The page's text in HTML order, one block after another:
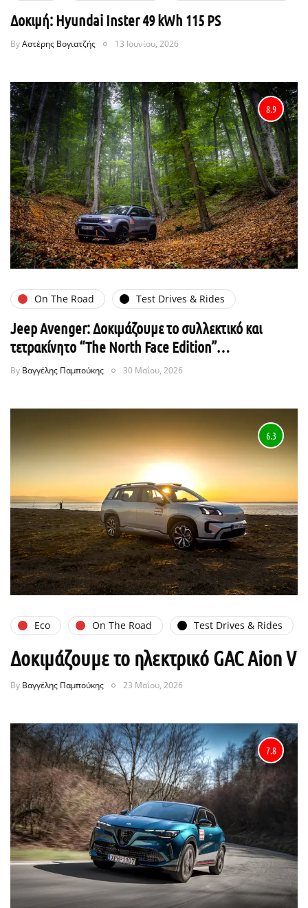
Δοκιμή: Hyundai Inster 49 kWh 115 PS
ByΑστέρης Βογιατζής 13 Ιουνίου, 2026
8.9
On The Road Test Drives & Rides
Jeep Avenger: Δοκιμάζουμε το συλλεκτικό και
τετρακίνητο “The North Face Edition”…
By Βαγγέλης Παμπούκης 30 Μαΐου, 2026
6.3
Eco On The Road Test Drives & Rides
Δοκιμάζουμε το ηλεκτρικό GAC Aion V
By Βαγγέλης Παμπούκης 23 Μαΐου, 2026
7.8